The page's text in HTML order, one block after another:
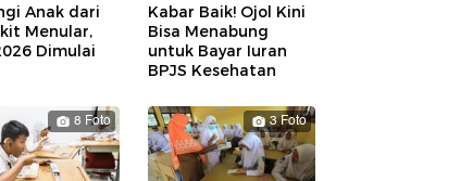
Anak dari
Menular,
Dimulai
Kabar Baik! Ojol Kini
Bisa Menabung
untuk Bayar Iuran
BPJS Kesehatan
8 Foto 3 Foto